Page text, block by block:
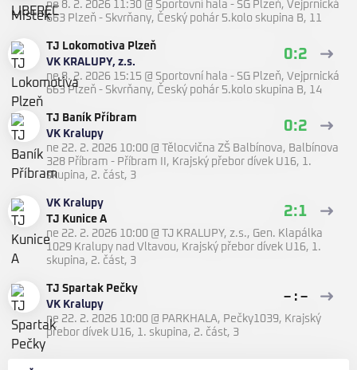
ne 8. 2. 2026 11:30 @ Sportovní hala - SG Plzeň, Vejprnická
663 Plzeň - Skvrňany, Český pohár 5.kolo skupina B, 11
TJ Lokomotiva Plzeň
VK KRALUPY, z.s.
0:2
ne 8. 2. 2026 15:15 @ Sportovní hala - SG Plzeň, Vejprnická
663 Plzeň - Skvrňany, Český pohár 5.kolo skupina B, 14
TJ Baník Příbram
VK Kralupy
0:2
ne 22. 2. 2026 10:00 @
Tělocvična ZŠ Balbínova, Balbínova
328 Příbram - Příbram II , Krajský přebor dívek U16, 1.
skupina, 2. část, 3
VK Kralupy
TJ Kunice A
2:1
ne 22. 2. 2026 10:00 @
TJ KRALUPY, z.s., Gen. Klapálka
1029 Kralupy nad Vltavou, Krajský přebor dívek U16, 1.
skupina, 2. část, 3
TJ Spartak Pečky
VK Kralupy
– : –
ne 22. 2. 2026 10:00 @ PARKHALA, Pečky1039, Krajský
přebor dívek U16, 1. skupina, 2. část, 3